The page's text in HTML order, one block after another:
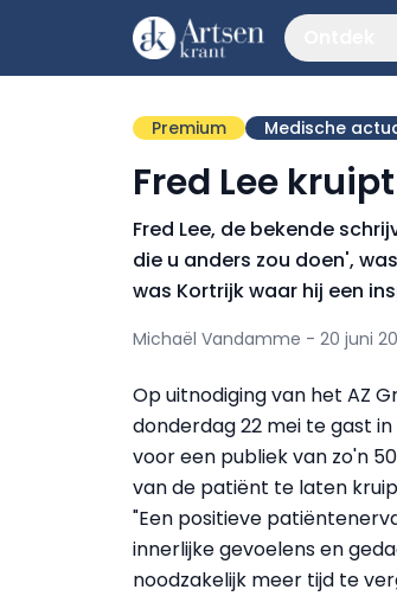
Premium Medische
Fred Lee
Fred Lee, de bekende
die u anders zou doen',
was Kortrijk waar hij een
Michaël Vandamme - 20 juni
Op uitnodiging van het AZ
donderdag 22 mei te gast
voor een publiek van zo'n
van de patiënt te laten
"Een positieve
innerlijke gevoelens en
noodzakelijk meer tijd te